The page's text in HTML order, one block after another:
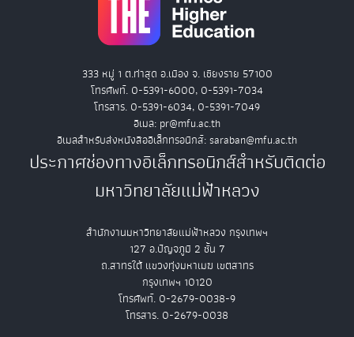
333 หมู่ 1 ต.ท่าสุด อ.เมือง จ. เชียงราย 57100
โทรศัพท์. 0-5391-6000, 0-5391-7034
โทรสาร. 0-5391-6034, 0-5391-7049
อีเมล: pr@mfu.ac.th
อีเมลสำหรับส่งหนังสืออิเล็กทรอนิกส์: saraban@mfu.ac.th
ประกาศช่องทางอิเล็กทรอนิกส์สำหรับติดต่อ
มหาวิทยาลัยแม่ฟ้าหลวง
สำนักงานมหาวิทยาลัยแม่ฟ้าหลวง กรุงเทพฯ
127 อ.ปัญจภูมิ 2 ชั้น 7
ถ.สาทรใต้ แขวงทุ่งมหาเมฆ เขตสาทร
กรุงเทพฯ 10120
โทรศัพท์. 0-2679-0038-9
โทรสาร. 0-2679-0038